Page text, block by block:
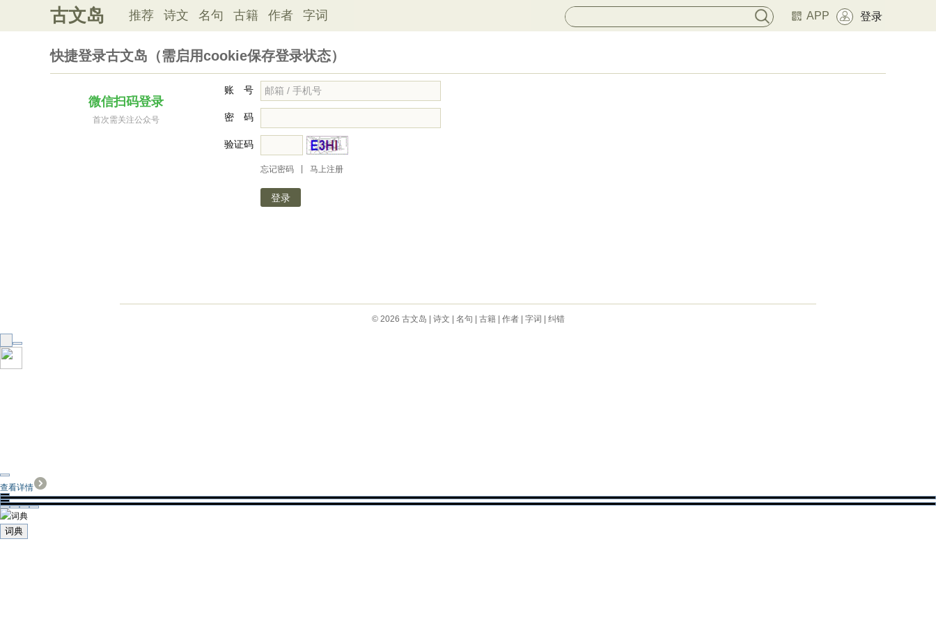
古文岛 推荐 诗文 名句 古籍 作者 字词 APP 登录
快捷登录古文岛（需启用cookie保存登录状态）
微信扫码登录
首次需关注公众号
账 号
密 码
验证码
忘记密码 马上注册
© 2026 古文岛 诗文 名句 古籍| 作者| 字词 纠错
查看详情
词典